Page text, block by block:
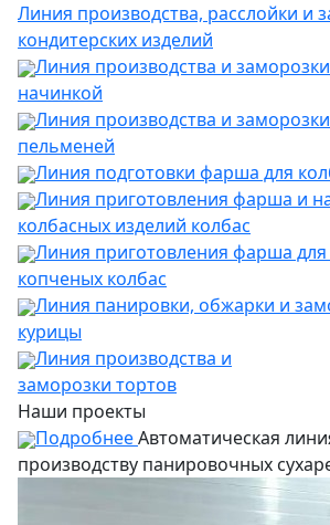
Линия производства, расслойки и
кондитерских изделий
Линия производства и
начинкой
Линия производства и
пельменей
Линия подготовки фарша для
Линия приготовления фарша и
колбасных изделий колбас
Линия приготовления фарша
копченых колбас
Линия панировки, обжарки и
курицы
Линия производства и
заморозки тортов
Наши проекты
ПодробнееАвтоматическая
производству панировочных